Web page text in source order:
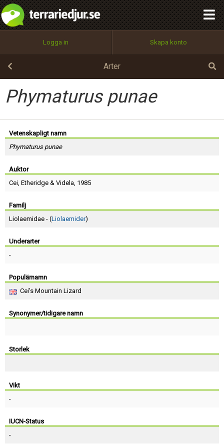
Logga in Skapa konto
Arter
Phymaturus punae
Vetenskapligt namn
Phymaturus punae
Auktor
Cei, Etheridge & Videla, 1985
Familj
Liolaemidae - (Liolaemider)
Underarter
-
Populärnamn
Cei's Mountain Lizard
Synonymer/tidigare namn
Storlek
Vikt
-
IUCN-Status
-
Utför
100%
OK
integritetspolicy
Namn:
Epost:
Användarnamn:
Lösenord:
Terms of Service
Begär nytt lösenord
Tillbaka till förstasidan